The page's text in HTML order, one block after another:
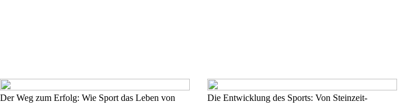
Der Weg zum Erfolg: Wie Sport das Leben von
Die Entwicklung des Sports: Von Steinzeit-